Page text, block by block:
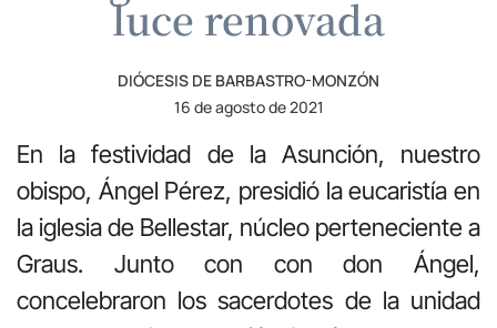
luce renovada
DIÓCESIS DE BARBASTRO-MONZÓN
16 de agosto de 2021
En la festividad de la Asunción, nuestro
obispo, Ángel Pérez, presidió la eucaristía en
la iglesia de Bellestar, núcleo perteneciente a
Graus. Junto con con don Ángel,
concelebraron los sacerdotes de la unidad